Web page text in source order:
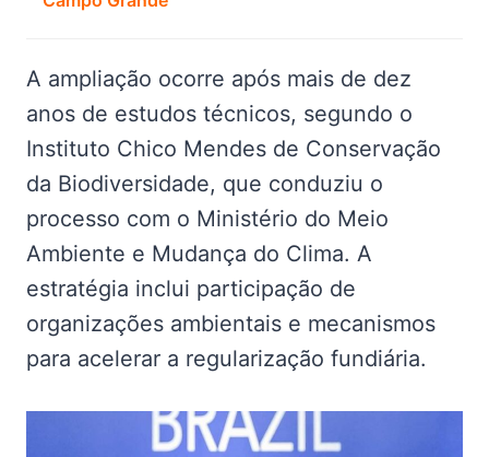
A ampliação ocorre após mais de dez
anos de estudos técnicos, segundo o
Instituto Chico Mendes de Conservação
da Biodiversidade, que conduziu o
processo com o Ministério do Meio
Ambiente e Mudança do Clima. A
estratégia inclui participação de
organizações ambientais e mecanismos
para acelerar a regularização fundiária.